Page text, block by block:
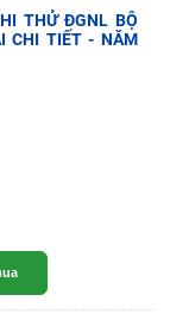
THỬ ĐGNL BỘ
CHI TIẾT - NĂM